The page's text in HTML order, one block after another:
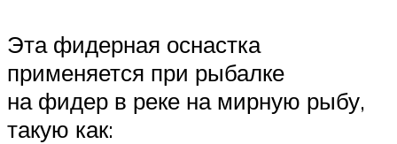
Эта фидерная оснастка
применяется при рыбалке
на фидер в реке на мирную рыбу,
такую как: